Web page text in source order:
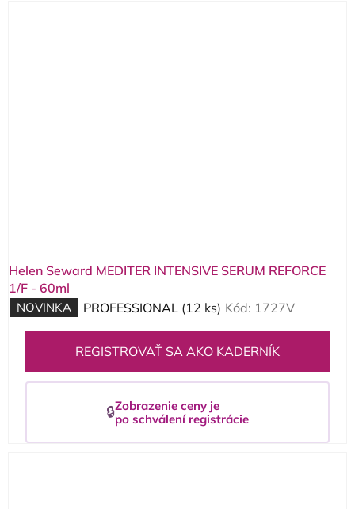
Helen Seward MEDITER INTENSIVE SERUM REFORCE
1/F - 60ml
NOVINKA PROFESSIONAL (12 ks) Kód: 1727V
REGISTROVAŤ SA AKO KADERNÍK
🔒Zobrazenie ceny je
po schválení registrácie